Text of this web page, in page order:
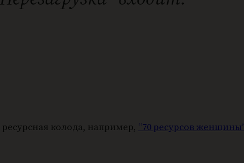
колода, например, “70 ресурсов женщины”